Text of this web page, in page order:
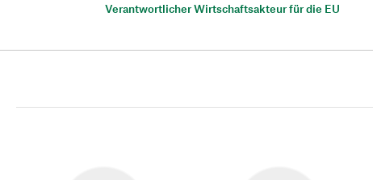
Verantwortlicher Wirtschaftsakteur für die EU